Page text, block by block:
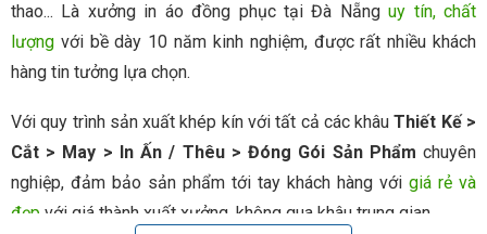
thao... Là xưởng in áo đồng phục tại Đà Nẵnguy tín, chất
lượng với bề dày 10 năm kinh nghiệm, được rất nhiều khách
hàng tin tưởng lựa chọn.
Với quy trình sản xuất khép kín với tất cả các khâuThiết Kế >
Cắt > May > In Ấn / Thêu > Đóng Gói Sản Phẩm chuyên
nghiệp, đảm bảo sản phẩm tới tay khách hàng với giá rẻ và
đẹp với giá thành xuất xưởng, không qua khâu trung gian.